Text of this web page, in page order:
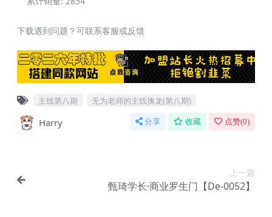
下载遇到问题？可联系客服或反馈
主线第八期 无为老师的主线擒龙(第八期)
Harry 分享 收藏 点赞(0)
上一篇
甄琦学长·商业罗生门【De-0052】